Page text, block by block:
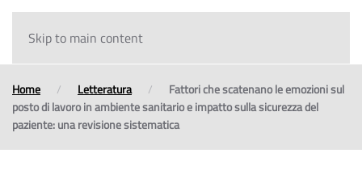
Skip to main content
Home Letteratura
Fattori che scatenano le emozioni sul
posto di lavoro in ambiente sanitario e impatto sulla sicurezza del
paziente: una revisione sistematica